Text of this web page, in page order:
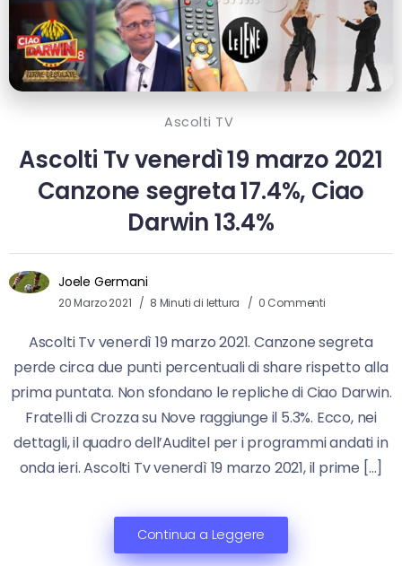
Ascolti TV
Ascolti Tv venerdì 19 marzo 2021
Canzone segreta 17.4%, Ciao
Darwin 13.4%
Joele Germani
20 Marzo 2021 8 Minuti di lettura 0 Commenti
Ascolti Tv venerdì 19 marzo 2021. Canzone segreta
perde circa due punti percentuali di share rispetto alla
prima puntata. Non sfondano le repliche di Ciao Darwin.
Fratelli di Crozza su Nove raggiunge il 5.3%. Ecco, nei
dettagli, il quadro dell’Auditel per i programmi andati in
onda ieri. Ascolti Tv venerdì 19 marzo 2021, il prime […]
Continua a Leggere